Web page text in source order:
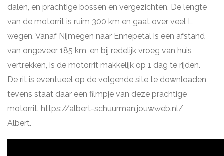
dalen, en prachtige bossen en vergezichten. De lengte
van de motorrit is ruim 300 km en gaat over veel L
wegen. Vanaf Nijmegen naar Ennepetal is een afstand
van ongeveer 185 km, en bij redelijk vroeg van huis
vertrekken, is de motorrit makkelijk op 1 dag te rijden.
De rit is eventueel op de volgende site te downloaden,
tevens staat daar een filmpje van deze prachtige
motorrit. https://albert-schuurman.jouwweb.nl/
Albert.